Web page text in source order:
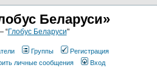
Беларуси»
“Глобус Беларуси"
Группы
Регистрация
личные сообщения Вход